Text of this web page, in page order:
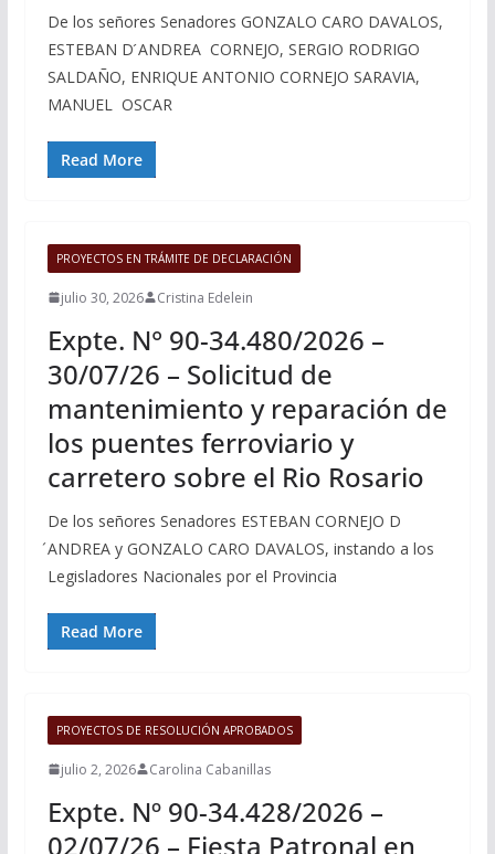
De los señores Senadores GONZALO CARO DAVALOS,
ESTEBAN D ́ANDREA CORNEJO, SERGIO RODRIGO
SALDAÑO, ENRIQUE ANTONIO CORNEJO SARAVIA,
MANUEL OSCAR
Read More
PROYECTOS EN TRÁMITE DE DECLARACIÓN
julio 30, 2026 Cristina Edelein
Expte. N° 90-34.480/2026 –
30/07/26 – Solicitud de
mantenimiento y reparación de
los puentes ferroviario y
carretero sobre el Rio Rosario
De los señores Senadores ESTEBAN CORNEJO D
́ANDREA y GONZALO CARO DAVALOS, instando a los
Legisladores Nacionales por el Provincia
Read More
PROYECTOS DE RESOLUCIÓN APROBADOS
julio 2, 2026 Carolina Cabanillas
Expte. Nº 90-34.428/2026 –
02/07/26 – Fiesta Patronal en